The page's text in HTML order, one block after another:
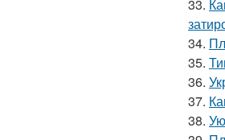
33.
34.
35.
36.
37.
38.